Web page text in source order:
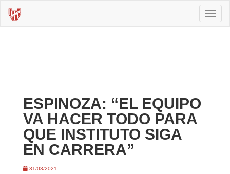
ESPINOZA: “EL EQUIPO
VA HACER TODO PARA
QUE INSTITUTO SIGA
EN CARRERA”
31/03/2021